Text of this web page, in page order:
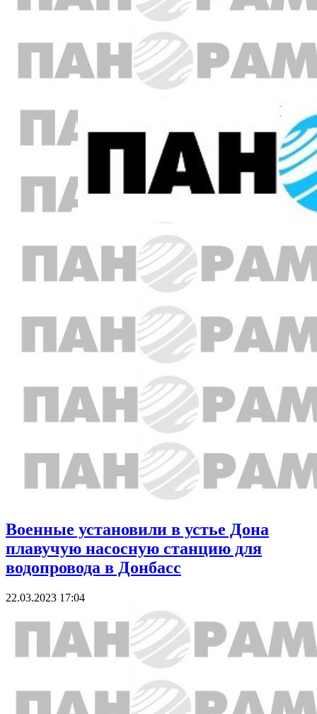
Военные установили в устье Дона
плавучую насосную станцию для
водопровода в Донбасс
22.03.2023 17:04